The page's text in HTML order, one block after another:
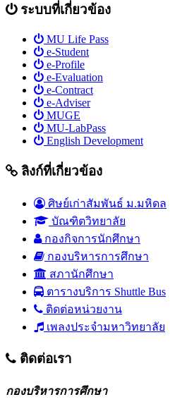
ระบบที่เกี่ยวข้อง
MU Life Pass
e-Student
e-Profile
e-Evaluation
e-Contract
e-Adviser
MUGE
MU-LabPass
English Development
ลิงก์ที่เกี่ยวข้อง
ศิษย์เก่าสัมพันธ์ ม.มหิดล
บัณฑิตวิทยาลัย
กองกิจการนักศึกษา
กองบริหารการศึกษา
สภานักศึกษา
ตารางบริการ Shuttle Bus
ติดต่อหน่วยงาน
เพลงประจำมหาวิทยาลัย
ติดต่อเรา
กองบริหารการศึกษา